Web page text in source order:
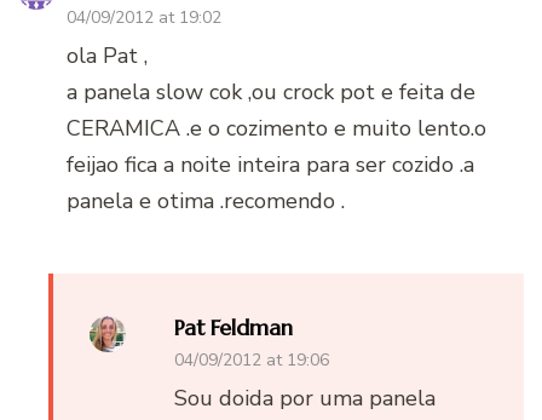
04/09/2012 at 19:02
ola Pat ,
a panela slow cok ,ou crock pot e feita de
CERAMICA .e o cozimento e muito lento.o
feijao fica a noite inteira para ser cozido .a
panela e otima .recomendo .
Pat Feldman
04/09/2012 at 19:06
Sou doida por uma panela